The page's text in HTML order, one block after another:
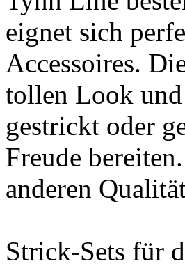
eignet sich
Accessoires.
tollen Look und
gestrickt oder
Freude
anderen
Strick-Sets für